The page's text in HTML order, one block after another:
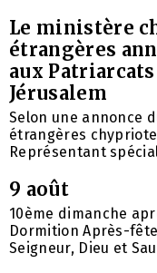
Le ministère
étrangères
aux
Jérusalem
Selon une annonce
étrangères
Représentant
9 août
10ème dimanche
Dormition Après-
Seigneur, Dieu et